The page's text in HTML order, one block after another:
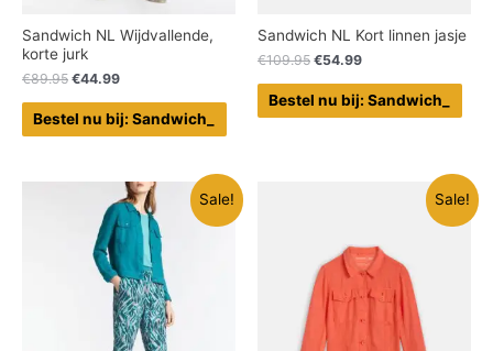
Sandwich NL Wijdvallende,
korte jurk
€89.95 €44.99
Bestel nu bij: Sandwich_
Sandwich NL Kort linnen jasje
€109.95 €54.99
Bestel nu bij: Sandwich_
Sale! Sale!